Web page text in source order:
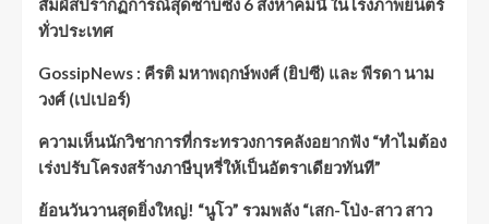
ทั่วประเทศ
GossipNews : คีรติ มหาพฤกษ์พงศ์ (ยิปซี) และ พีรดา นาม
วงศ์ (เปเปอร์)
ความเห็นนักวิชาการที่กระทรวงการคลังอยากฟัง “ทำไมต้อง
เร่งปรับโครงสร้างภาษีบุหรี่ให้เป็นอัตราเดียวทันที”
ย้อนวันวานสุดยิ่งใหญ่! “นูโว” รวมพลัง “เสก-โป่ง-สาว สาว